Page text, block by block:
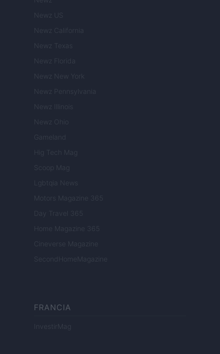
Newz US
Newz California
Newz Texas
Newz Florida
Newz New York
Newz Pennsylvania
Newz Illinois
Newz Ohio
Gameland
Hig Tech Mag
Scoop Mag
Lgbtqia News
Motors Magazine 365
Day Travel 365
Home Magazine 365
Cineverse Magazine
SecondHomeMagazine
FRANCIA
InvestirMag